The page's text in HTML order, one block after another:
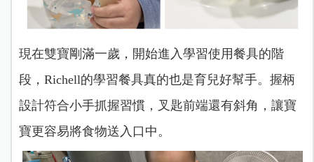
現在雙寶剛滿一歲，開始進入學習使用餐具的階
段，Richell的學習餐具真的也是育兒好幫手。握柄
設計符合小手抓握習慣，叉匙前端還有斜角，讓寶
寶更容易將食物送入口中。